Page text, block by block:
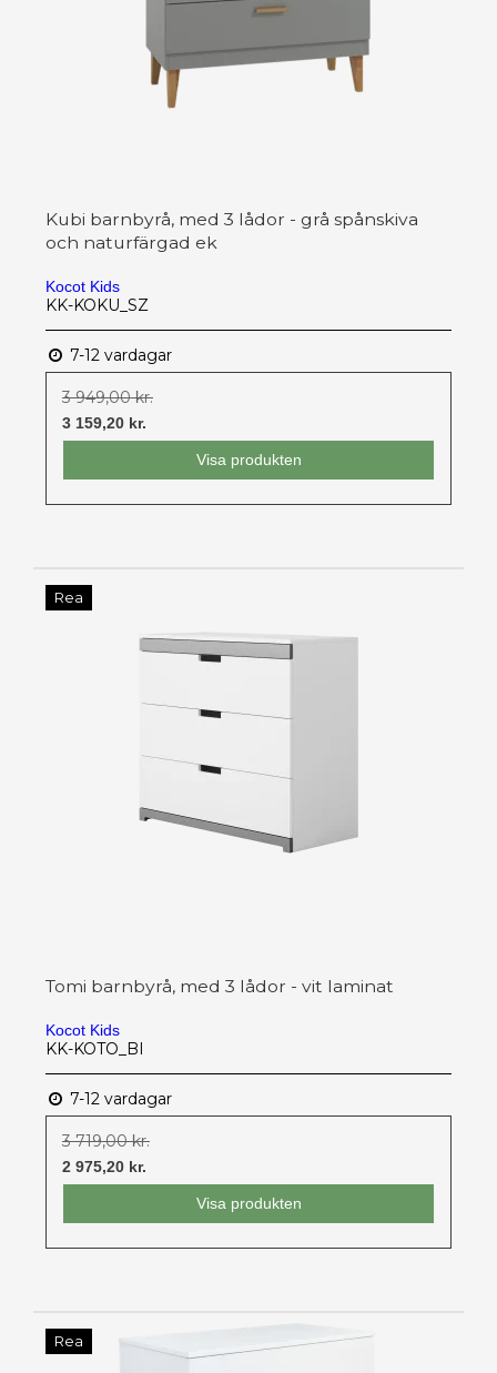
Kubi barnbyrå, med 3 lådor - grå spånskiva
och naturfärgad ek
Kocot Kids
KK-KOKU_SZ
7-12 vardagar
3 949,00 kr.
3 159,20 kr.
Visa produkten
Rea
Tomi barnbyrå, med 3 lådor - vit laminat
Kocot Kids
KK-KOTO_BI
7-12 vardagar
3 719,00 kr.
2 975,20 kr.
Visa produkten
Rea